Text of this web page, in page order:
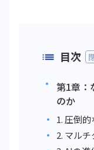
目次
第1章：
のか
1. 圧倒
2. マル